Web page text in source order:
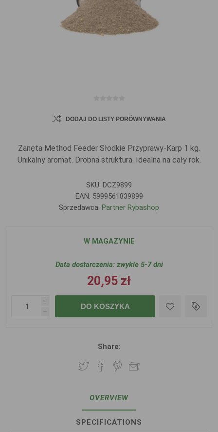
DODAJ DO LISTY PORÓWNYWANIA
Zanęta Method Feeder Słodkie Przyprawy-Karp 1 kg.
Unikalny aromat. Drobna struktura. Idealna na cały rok.
SKU: DCZ9899
EAN: 5999561839899
Sprzedawca: Partner Rybashop
W MAGAZYNIE
Data dostarczenia: zwykle 5-7 dni
20,95 zł
i
h
DO KOSZYKA
Share:
OVERVIEW
SPECIFICATIONS